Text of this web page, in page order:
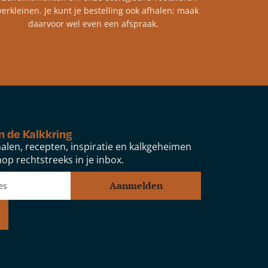
Je kunt je bestelling ook afhalen; maak
daarvoor wel even een afspraak.
de Kalkkring
recepten, inspiratie en kalkgeheimen
rechtstreeks in je inbox.
Aanmelden